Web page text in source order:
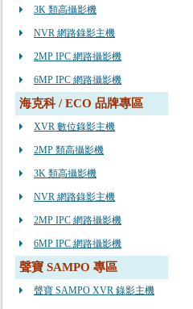
3K 類高攝影機
NVR 網路錄影主機
2MP IPC 網路攝影機
6MP IPC 網路攝影機
海克科 / ECO 品牌專區
XVR 數位錄影主機
2MP 類高攝影機
3K 類高攝影機
NVR 網路錄影主機
2MP IPC 網路攝影機
6MP IPC 網路攝影機
聲寶 SAMPO 專區
聲寶 SAMPO XVR 錄影主機